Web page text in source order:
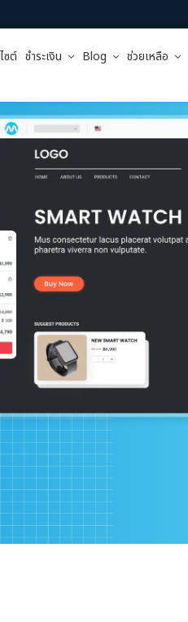
ซต์ ชำระเงิน Blog ช่วยเหลือ